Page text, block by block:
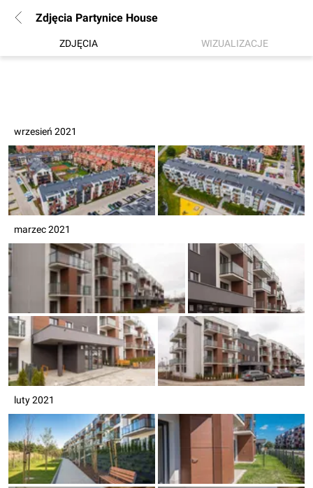
Zdjęcia Partynice House
ZDJĘCIA WIZUALIZACJE
wrzesień 2021
marzec 2021
luty 2021